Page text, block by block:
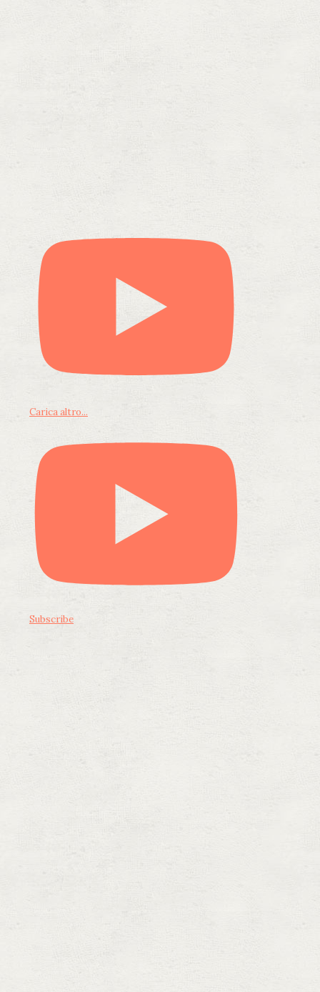
Carica altro...
Subscribe